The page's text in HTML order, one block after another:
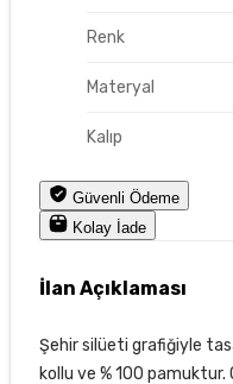
Renk
Materyal
Kalıp
Güvenli Ödeme
Kolay İade
İlan Açıklaması
Şehir silüeti grafiğiyle
kollu ve % 100 pamuktur.